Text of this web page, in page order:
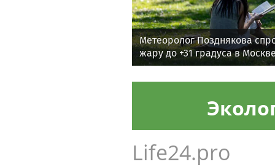
Метеоролог Позднякова
жару до +31 градуса в
Life24.pro